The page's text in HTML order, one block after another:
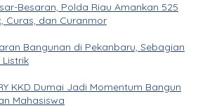
Besaran, Polda Riau Amankan 525
Curas, dan Curanmor
Bangunan di Pekanbaru, Sebagian
KKD Dumai Jadi Momentum Bangun
Mahasiswa